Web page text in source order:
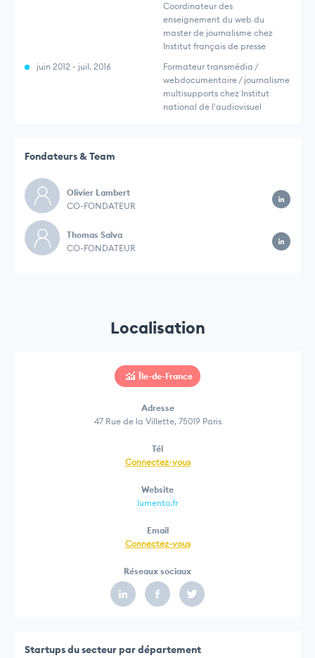
Coordinateur des
enseignement du web du
master de journalisme chez
Institut français de presse
juin 2012 - juil. 2016
Formateur transmédia /
webdocumentaire / journalisme
multisupports chez Institut
national de l'audiovisuel
Fondateurs & Team
Olivier Lambert
CO-FONDATEUR
Thomas Salva
CO-FONDATEUR
Localisation
Île-de-France
Adresse
47 Rue de la Villette, 75019 Paris
Tél
Connectez-vous
Website
lumento.fr
Email
Connectez-vous
Réseaux sociaux
Startups du secteur par département